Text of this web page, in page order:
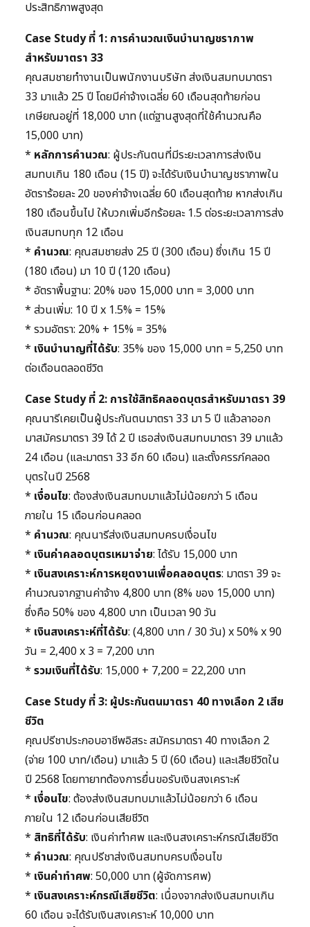
ประสิทธิภาพสูงสุด
Case Study ที่ 1: การคำนวณเงินบำนาญชราภาพ
สำหรับมาตรา 33
คุณสมชายทำงานเป็นพนักงานบริษัท ส่งเงินสมทบมาตรา
33 มาแล้ว 25 ปี โดยมีค่าจ้างเฉลี่ย 60 เดือนสุดท้ายก่อน
เกษียณอยู่ที่ 18,000 บาท (แต่ฐานสูงสุดที่ใช้คำนวณคือ
15,000 บาท)
* หลักการคำนวณ: ผู้ประกันตนที่มีระยะเวลาการส่งเงิน
สมทบเกิน 180 เดือน (15 ปี) จะได้รับเงินบำนาญชราภาพใน
อัตราร้อยละ 20 ของค่าจ้างเฉลี่ย 60 เดือนสุดท้าย หากส่งเกิน
180 เดือนขึ้นไป ให้บวกเพิ่มอีกร้อยละ 1.5 ต่อระยะเวลาการส่ง
เงินสมทบทุก 12 เดือน
* คำนวณ: คุณสมชายส่ง 25 ปี (300 เดือน) ซึ่งเกิน 15 ปี
(180 เดือน) มา 10 ปี (120 เดือน)
* อัตราพื้นฐาน: 20% ของ 15,000 บาท = 3,000 บาท
* ส่วนเพิ่ม: 10 ปี x 1.5% = 15%
* รวมอัตรา: 20% + 15% = 35%
* เงินบำนาญที่ได้รับ: 35% ของ 15,000 บาท = 5,250 บาท
ต่อเดือนตลอดชีวิต
Case Study ที่ 2: การใช้สิทธิคลอดบุตรสำหรับมาตรา 39
คุณนารีเคยเป็นผู้ประกันตนมาตรา 33 มา 5 ปี แล้วลาออก
มาสมัครมาตรา 39 ได้ 2 ปี เธอส่งเงินสมทบมาตรา 39 มาแล้ว
24 เดือน (และมาตรา 33 อีก 60 เดือน) และตั้งครรภ์คลอด
บุตรในปี 2568
* เงื่อนไข: ต้องส่งเงินสมทบมาแล้วไม่น้อยกว่า 5 เดือน
ภายใน 15 เดือนก่อนคลอด
* คำนวณ: คุณนารีส่งเงินสมทบครบเงื่อนไข
* เงินค่าคลอดบุตรเหมาจ่าย: ได้รับ 15,000 บาท
* เงินสงเคราะห์การหยุดงานเพื่อคลอดบุตร: มาตรา 39 จะ
คำนวณจากฐานค่าจ้าง 4,800 บาท (8% ของ 15,000 บาท)
ซึ่งคือ 50% ของ 4,800 บาท เป็นเวลา 90 วัน
* เงินสงเคราะห์ที่ได้รับ: (4,800 บาท / 30 วัน) x 50% x 90
วัน = 2,400 x 3 = 7,200 บาท
* รวมเงินที่ได้รับ: 15,000 + 7,200 = 22,200 บาท
Case Study ที่ 3: ผู้ประกันตนมาตรา 40 ทางเลือก 2 เสีย
ชีวิต
คุณปรีชาประกอบอาชีพอิสระ สมัครมาตรา 40 ทางเลือก 2
(จ่าย 100 บาท/เดือน) มาแล้ว 5 ปี (60 เดือน) และเสียชีวิตใน
ปี 2568 โดยทายาทต้องการยื่นขอรับเงินสงเคราะห์
* เงื่อนไข: ต้องส่งเงินสมทบมาแล้วไม่น้อยกว่า 6 เดือน
ภายใน 12 เดือนก่อนเสียชีวิต
* สิทธิที่ได้รับ: เงินค่าทำศพ และเงินสงเคราะห์กรณีเสียชีวิต
* คำนวณ: คุณปรีชาส่งเงินสมทบครบเงื่อนไข
* เงินค่าทำศพ: 50,000 บาท (ผู้จัดการศพ)
* เงินสงเคราะห์กรณีเสียชีวิต: เนื่องจากส่งเงินสมทบเกิน
60 เดือน จะได้รับเงินสงเคราะห์ 10,000 บาท